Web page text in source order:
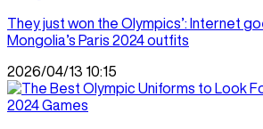
They just won the Olympics’: Internet
Mongolia’s Paris 2024 outfits
2026/04/13 10:15